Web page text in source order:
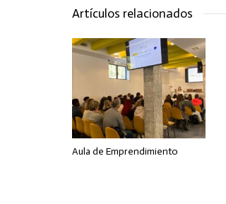
Artículos relacionados
Aula de Emprendimiento